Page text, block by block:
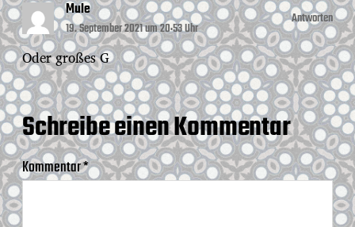
Mule
19. September 2021 um 20:53 Uhr
Oder großes G
Antworten
Schreibe einen Kommentar
Kommentar*